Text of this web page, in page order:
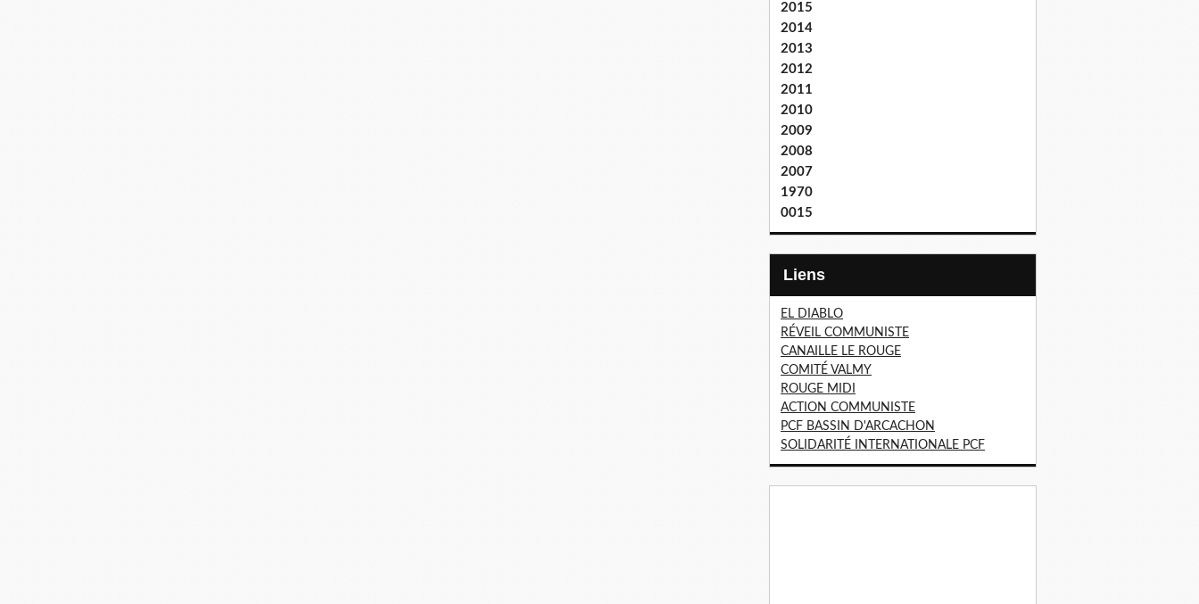
2015
2014
2013
2012
2011
2010
2009
2008
2007
1970
0015
Liens
EL DIABLO
RÉVEIL COMMUNISTE
CANAILLE LE ROUGE
COMITÉ VALMY
ROUGE MIDI
ACTION COMMUNISTE
PCF BASSIN D'ARCACHON
SOLIDARITÉ INTERNATIONALE PCF